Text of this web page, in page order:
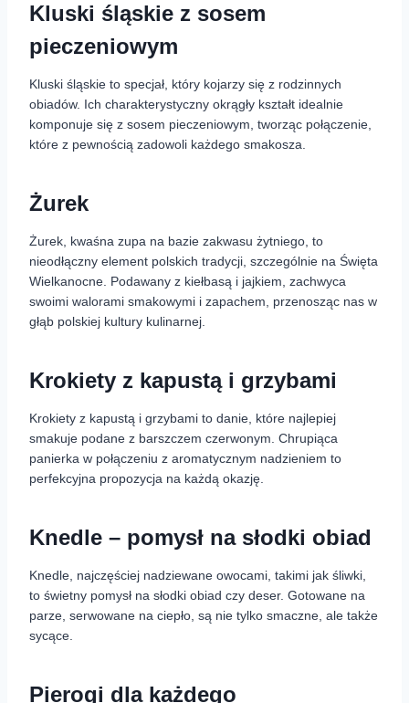
Kluski śląskie z sosem
pieczeniowym
Kluski śląskie to specjał, który kojarzy się z rodzinnych
obiadów. Ich charakterystyczny okrągły kształt idealnie
komponuje się z sosem pieczeniowym, tworząc połączenie,
które z pewnością zadowoli każdego smakosza.
Żurek
Żurek, kwaśna zupa na bazie zakwasu żytniego, to
nieodłączny element polskich tradycji, szczególnie na Święta
Wielkanocne. Podawany z kiełbasą i jajkiem, zachwyca
swoimi walorami smakowymi i zapachem, przenosząc nas w
głąb polskiej kultury kulinarnej.
Krokiety z kapustą i grzybami
Krokiety z kapustą i grzybami to danie, które najlepiej
smakuje podane z barszczem czerwonym. Chrupiąca
panierka w połączeniu z aromatycznym nadzieniem to
perfekcyjna propozycja na każdą okazję.
Knedle – pomysł na słodki obiad
Knedle, najczęściej nadziewane owocami, takimi jak śliwki,
to świetny pomysł na słodki obiad czy deser. Gotowane na
parze, serwowane na ciepło, są nie tylko smaczne, ale także
sycące.
Pierogi dla każdego